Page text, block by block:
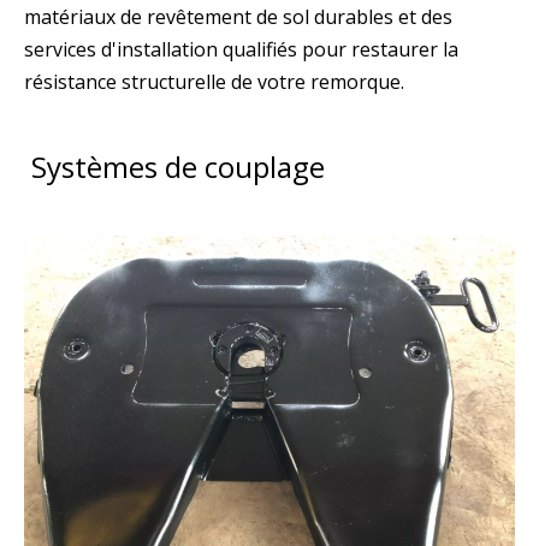
matériaux de revêtement de sol durables et des
services d'installation qualifiés pour restaurer la
résistance structurelle de votre remorque.
Systèmes de couplage